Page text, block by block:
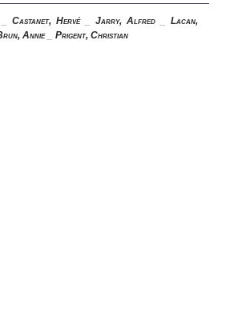
Castanet, Hervé_Jarry, Alfred _Lacan,
Annie_ Prigent, Christian